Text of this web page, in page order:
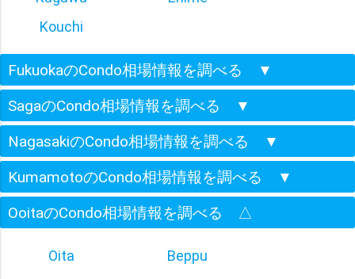
Kouchi
FukuokaのCondo相場情報を調べる ▼
SagaのCondo相場情報を調べる ▼
NagasakiのCondo相場情報を調べる ▼
KumamotoのCondo相場情報を調べる ▼
OoitaのCondo相場情報を調べる △
Oita
Beppu